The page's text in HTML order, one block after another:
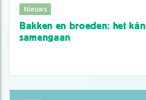
Nieuws
Bakken en broeden: het kán
samengaan